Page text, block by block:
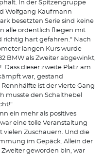
In der Spitzengruppe
Wolfgang Kaufmann
besetzten Serie sind keine
alle ordentlich fliegen mit
richtig hart gefahren.“ Nach
langen Kurs wurde
BMW als Zweiter abgewinkt,
dieser zweite Platz am
war, gestand
ist der vierte Gang
musste den Schalthebel
ein mehr als positives
eine tolle Veranstaltung
vielen Zuschauern. Und die
im Gepäck. Allein der
geworden bin, war